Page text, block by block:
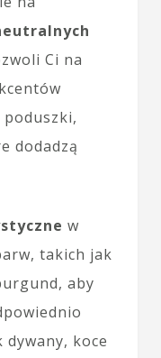
Ci na
dodadzą
w
takich jak
aby
koce